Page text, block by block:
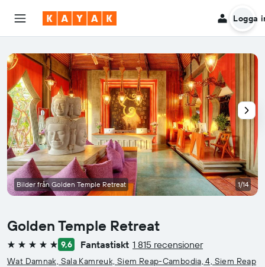
Logga
Golden Temple Retreat
5 stjärnor 9,6 Fantastiskt 1 815 recensioner
Wat Damnak, Sala Kamreuk, Siem Reap-Cambodia, 4, Siem Reap
Bilder från Golden Temple Retreat 1/14